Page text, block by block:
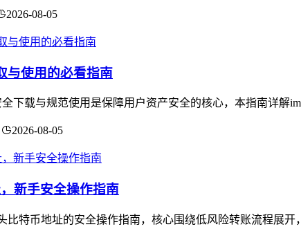
2026-08-05
与使用的必看指南
下载与规范使用是保障用户资产安全的核心，本指南详解
2026-08-05
新手安全操作指南
比特币地址的安全操作指南，核心围绕低风险转账流程展